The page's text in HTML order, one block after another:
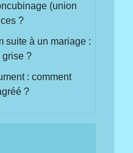
(union
?
suite à un mariage :
grise ?
: comment
?